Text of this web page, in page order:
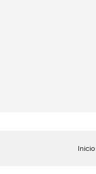
Inicio